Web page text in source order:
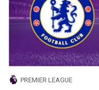
PREMIER LEAGUE